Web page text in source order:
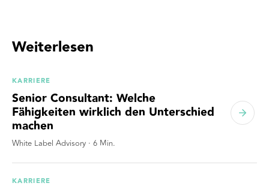
Weiterlesen
KARRIERE
Senior Consultant: Welche
Fähigkeiten wirklich den Unterschied
machen
White Label Advisory · 6 Min.
KARRIERE